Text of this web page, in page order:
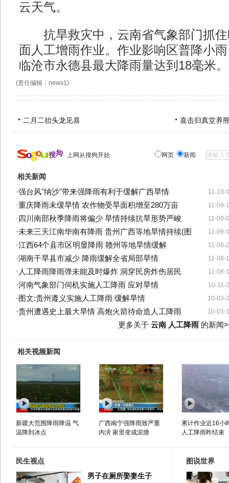
云天气。
抗旱救灾中，云南省气象部门抓住
面人工增雨作业。作业影响区普降小
临沧市永德县最大降雨量达到18毫米。
(责任编辑：news1)
二月二抬头龙见喜 直击归真堂养
上网从搜狗开始 网页 新闻
相关新闻
11-10-
·强台风"纳沙"带来强降雨有利于缓解广西旱情
11-09-
·重庆降雨未缓旱情 农作物受旱面积增至280万亩
11-09-
· 四川南部秋季降雨将偏少 旱情持续抗旱形势严峻
11-09-
·未来三天江南华南有降雨 贵州广西等地旱情持续(图
11-08-
·江西64个县市区明显降雨 赣州等地旱情缓解
11-08-
·湖南干旱县市减少 降雨缓解全省局部旱情
11-08-
· 人工降雨降雨弹未能及时爆炸 洞穿民房炸伤居民
10-11-
·河南气象部门伺机实施人工降雨 应对旱情
10-03-
· 图文:贵州遵义实施人工降雨 缓解旱情
10-03-
·贵州遭遇史上最大旱情 高炮火箭待命造人工降雨
更多关于 云南 人工降雨 的新闻
相关视频新闻
新疆大范围降雨降温 气
温降到冰点
广西南宁强降雨致严重
内涝 家里变成泥塘
累计作业近16小
人工降雨昨结束
民生视点
男子在厕所娶妻生子
图说世界